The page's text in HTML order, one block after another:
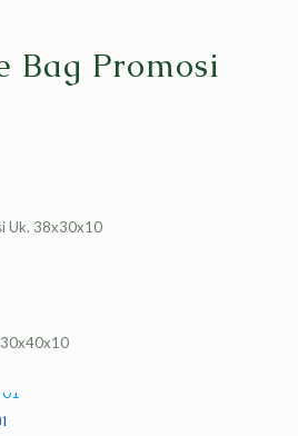
Bag Promosi
Uk. 38x30x10
30x40x10